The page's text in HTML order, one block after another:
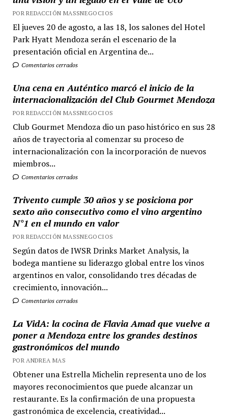
POR REDACCIÓN MASSNEGOCIOS
El jueves 20 de agosto, a las 18, los salones del Hotel
Park Hyatt Mendoza serán el escenario de la
presentación oficial en Argentina de...
Comentarios cerrados
Una cena en Auténtico marcó el inicio de la
internacionalización del Club Gourmet Mendoza
POR REDACCIÓN MASSNEGOCIOS
Club Gourmet Mendoza dio un paso histórico en sus 28
años de trayectoria al comenzar su proceso de
internacionalización con la incorporación de nuevos
miembros...
Comentarios cerrados
Trivento cumple 30 años y se posiciona por
sexto año consecutivo como el vino argentino
N°1 en el mundo en valor
POR REDACCIÓN MASSNEGOCIOS
Según datos de IWSR Drinks Market Analysis, la
bodega mantiene su liderazgo global entre los vinos
argentinos en valor, consolidando tres décadas de
crecimiento, innovación...
Comentarios cerrados
La VidA: la cocina de Flavia Amad que vuelve a
poner a Mendoza entre los grandes destinos
gastronómicos del mundo
POR ANDREA MAS
Obtener una Estrella Michelin representa uno de los
mayores reconocimientos que puede alcanzar un
restaurante. Es la confirmación de una propuesta
gastronómica de excelencia, creatividad...